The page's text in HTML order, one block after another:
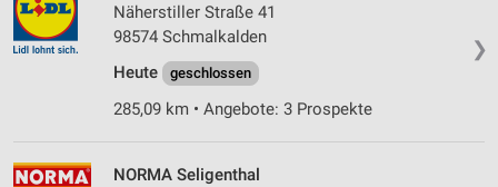
❯
Näherstiller Straße 41
98574 Schmalkalden
Heute
geschlossen
285,09 km • Angebote: 3 Prospekte
NORMA Seligenthal